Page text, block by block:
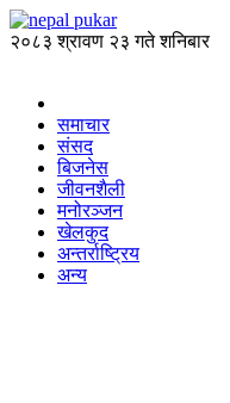
२०८३ श्रावण २३ गते शनिबार
समाचार
संसद
बिजनेस
जीवनशैली
मनोरञ्जन
खेलकुद
अन्तर्राष्ट्रिय
अन्य